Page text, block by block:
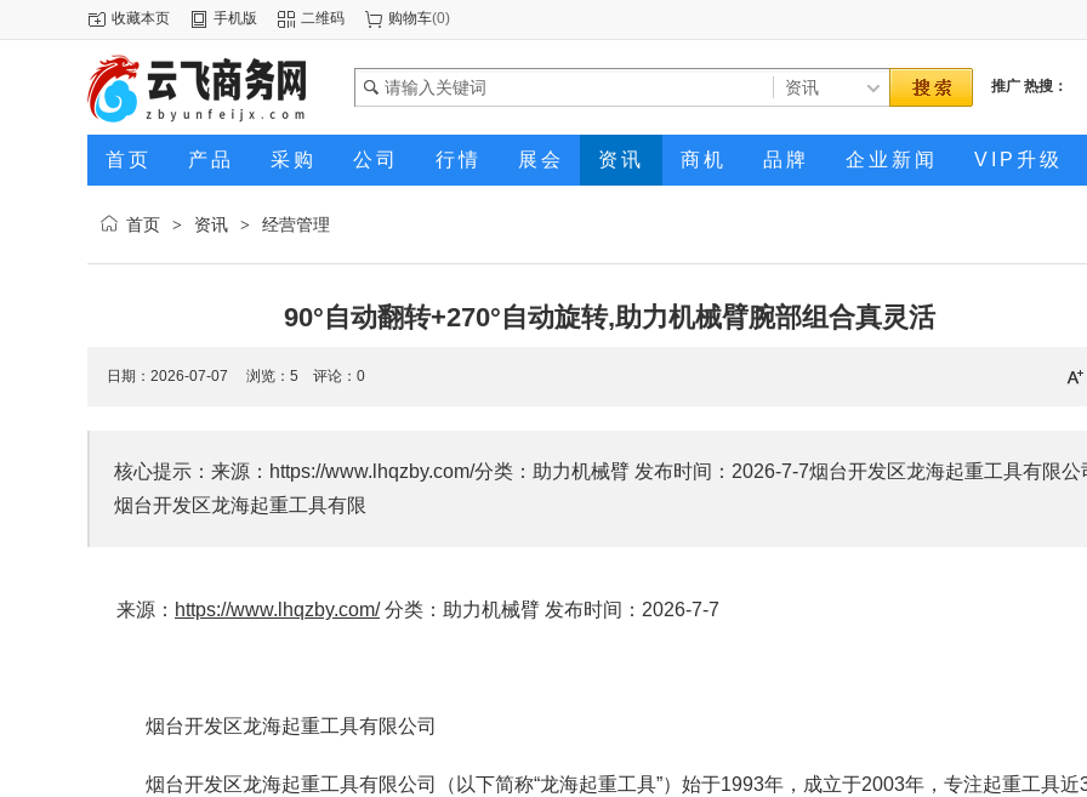
收藏本页 手机版 二维码 购物车(0)
推广 热搜：
首页 产品 采购 公司 行情 展会 资讯 商机 品牌 企业新闻 VIP升级
首页 > 资讯 > 经营管理
90°自动翻转+270°自动旋转,助力机械臂腕部组合真灵活
日期：2026-07-07 浏览： 5 评论：0
核心提示：来源：https://www.lhqzby.com/分类：助力机械臂 发布时间：2026-7-7烟台开发区龙海起重工具有限公
烟台开发区龙海起重工具有限
来源： https://www.lhqzby.com/分类：助力机械臂 发布时间：2026-7-7
烟台开发区龙海起重工具有限公司
烟台开发区龙海起重工具有限公司（以下简称“龙海起重工具”）始于1993年，成立于2003年，专注起重工具近